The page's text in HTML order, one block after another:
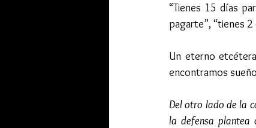
“Tienes 15 días
pagarte”, “tienes
Un eterno
encontramos
Del otro lado de la
la defensa plantea